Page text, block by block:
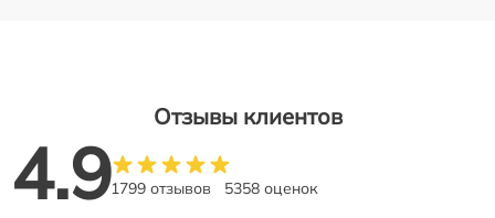
Отзывы клиентов
4.91799 отзывов 5358 оценок